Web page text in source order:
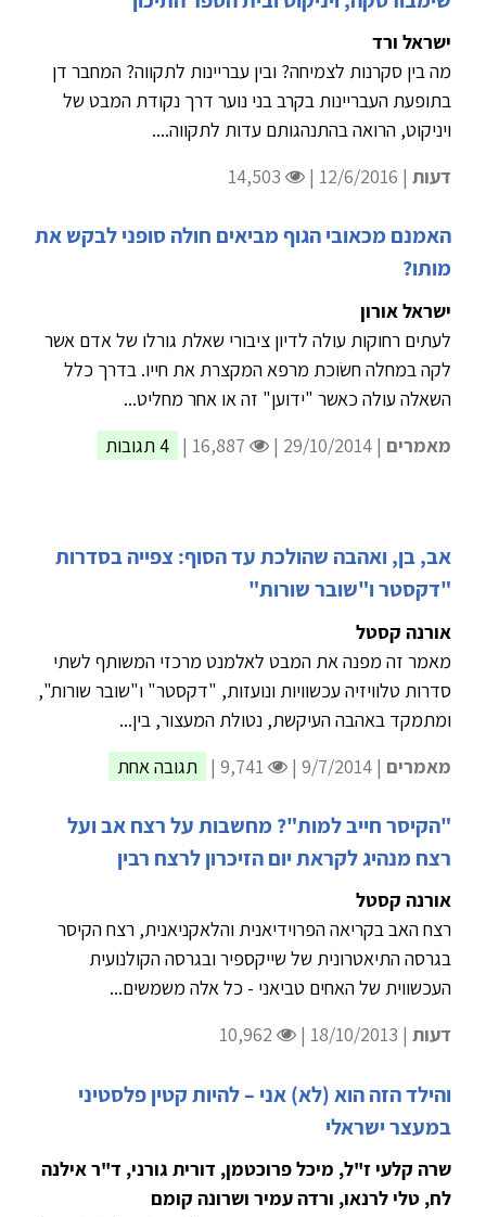
ישראל ורד
מה בין סקרנות לצמיחה? ובין עבריינות לתקווה? המחבר דן
בתופעת העבריינות בקרב בני נוער דרך נקודת המבט של
ויניקוט, הרואה בהתנהגותם עדות לתקווה....
דעות | 12/6/2016 |
האמנם מכאובי הגוף מביאים חולה סופני לבקש את
מותו?
ישראל אורון
לעתים רחוקות עולה לדיון ציבורי שאלת גורלו של אדם אשר
לקה במחלה חשׂוכת מרפא המקצרת את חייו. בדרך כלל
השאלה עולה כאשר "ידוען" זה או אחר מחליט...
מאמרים | 29/10/2014 | 4 תגובות
אב, בן, ואהבה שהולכת עד הסוף: צפייה בסדרות
"דקסטר ו"שובר שורות"
אורנה קסטל
מאמר זה מפנה את המבט לאלמנט מרכזי המשותף לשתי
סדרות טלוויזיה עכשוויות ונועזות, "דקסטר" ו"שובר שורות",
ומתמקד באהבה העיקשת, נטולת המעצור, בין...
מאמרים | 9/7/2014 | תגובה אחת
"הקיסר חייב למות"? מחשבות על רצח אב ועל
רצח מנהיג לקראת יום הזיכרון לרצח רבין
אורנה קסטל
רצח האב בקריאה הפרוידיאנית והלאקניאנית, רצח הקיסר
בגרסה התיאטרונית של שייקספיר ובגרסה הקולנועית
העכשווית של האחים טביאני - כל אלה משמשים...
דעות | 18/10/2013 |
והילד הזה הוא (לא) אני – להיות קטין פלסטיני
במעצר ישראלי
שרה קלעי ז"ל, מיכל פרוכטמן, דורית גורני, ד"ר אילנה
לח, טלי לרנאו, ורדה עמיר ושרונה קומם